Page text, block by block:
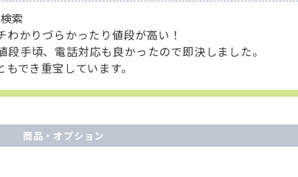
索
かりづらかったり値段が高い！
手頃、電話対応も良かったので即決しました。
でき重宝しています。
商品・オプション